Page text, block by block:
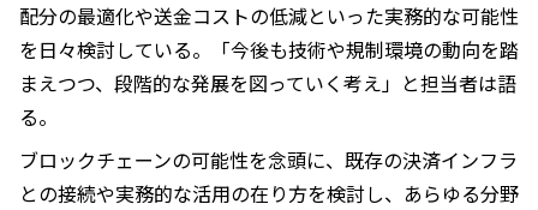
配分の最適化や送金コストの低減といった実務的な可能性
を日々検討している。「今後も技術や規制環境の動向を踏
まえつつ、段階的な発展を図っていく考え」と担当者は語
る。
ブロックチェーンの可能性を念頭に、既存の決済インフラ
との接続や実務的な活用の在り方を検討し、あらゆる分野